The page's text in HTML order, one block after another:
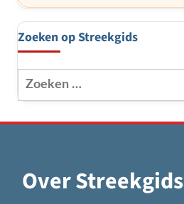
Zoeken op Streekgids
Zoeken
naar:
Over Streekgids